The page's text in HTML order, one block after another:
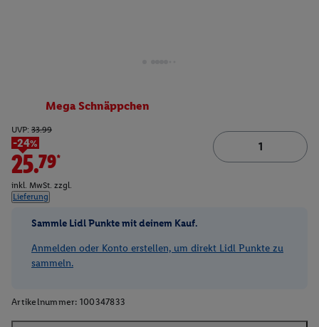
Mega Schnäppchen
UVP: 33.99
-24%
25.79*
inkl. MwSt. zzgl.
Lieferung
Sammle Lidl Punkte mit deinem Kauf.
Anmelden oder Konto erstellen, um direkt Lidl Punkte zu
sammeln.
Artikelnummer: 100347833